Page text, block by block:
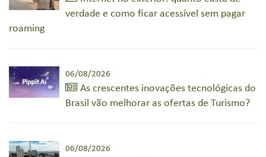
verdade e como ficar acessível sem pagar
roaming
06/08/2026
As crescentes inovações tecnológicas do
Brasil vão melhorar as ofertas de Turismo?
06/08/2026